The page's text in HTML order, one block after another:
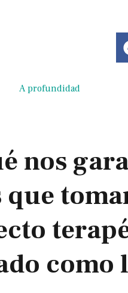
A profundidad
nos
como